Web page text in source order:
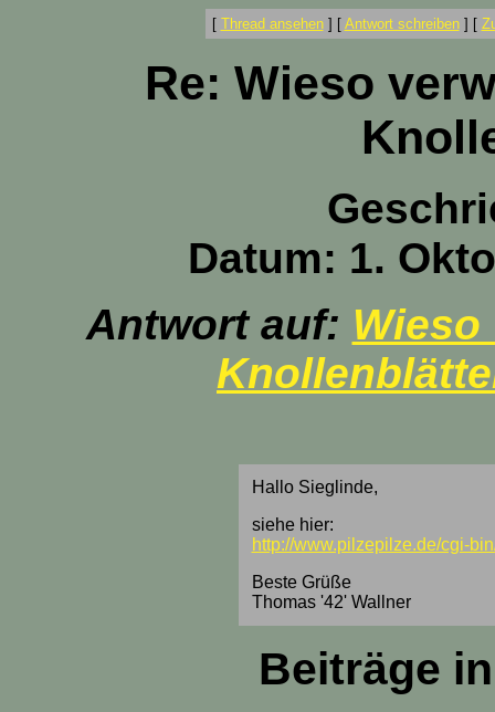
[ Thread ansehen] [ Antwort schreiben] [
Re: Wieso
Datum: 1.
Antwort auf:
Hallo Sieglinde,
siehe hier:
http://www.pilzepilze.de/cgi-
Beste Grüße
Thomas '42' Wallner
Beiträge